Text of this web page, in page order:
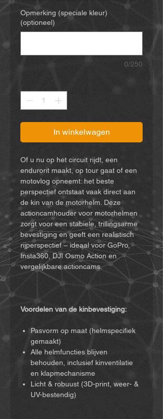
Opmerking (speciale kleur)
(optioneel)
0/250
In winkelwagen
Of u nu op het circuit rijdt, een
endurorit maakt, op tour gaat of een
motovlog opneemt: het beste
perspectief ontstaat vaak direct aan
de kin van de motorhelm. Deze
actioncamhouder voor motorhelmen
zorgt voor een stabiele, trillingsarme
bevestiging en geeft een realistisch
rijperspectief – ideaal voor GoPro,
Insta360, DJI Osmo Action en
vergelijkbare actioncams.
Voordelen van de kinbevestiging:
Pasvorm op maat (helmspecifiek
gemaakt)
Alle helmfuncties blijven
behouden, inclusief kinventilatie
en klapmechanisme
Licht & robuust (3D-print, weer- &
UV-bestendig)